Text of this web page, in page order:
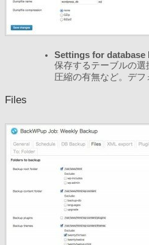
Settings for database
保存するテーブルの選
圧縮の有無など。デフ
Files